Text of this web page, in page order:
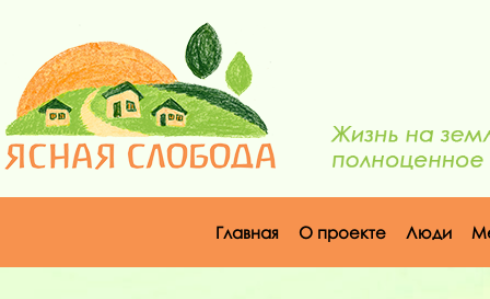
Главная О проекте Люди